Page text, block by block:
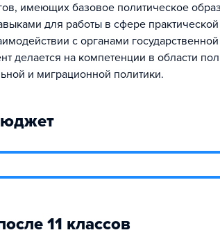
имеющих базовое политическое
для работы в сфере практической
с органами
делается на компетенции в области
и миграционной политики.
11 классов